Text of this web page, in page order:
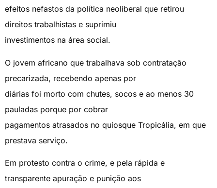
efeitos nefastos da política neoliberal que retirou
direitos trabalhistas e suprimiu
investimentos na área social.
O jovem africano que trabalhava sob contratação
precarizada, recebendo apenas por
diárias foi morto com chutes, socos e ao menos 30
pauladas porque por cobrar
pagamentos atrasados no quiosque Tropicália, em que
prestava serviço.
Em protesto contra o crime, e pela rápida e
transparente apuração e punição aos